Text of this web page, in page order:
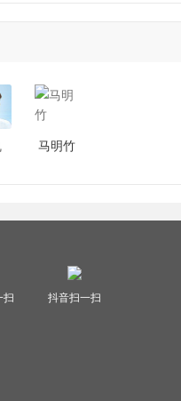
马明竹
扫 抖音扫一扫